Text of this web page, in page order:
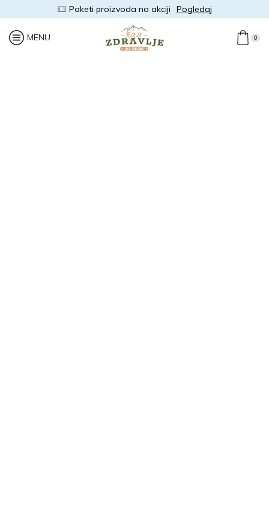
Paketi proizvoda na akciji Pogledaj
MENU 0